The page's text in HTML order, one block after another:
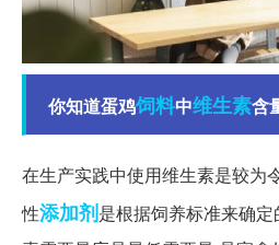
你知道蛋鸡饲料中维生素含
在生产实践中使用维生素是较为
性添加剂是根据饲养标准来确